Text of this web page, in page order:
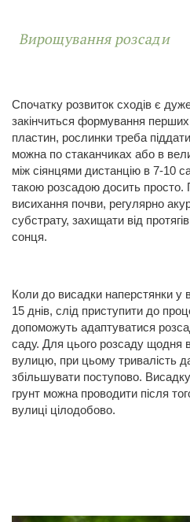
Вирощування розсади
Спочатку розвиток сходів є
закінчиться формування
пластин, рослинки треба піддати
можна по стаканчиках або в
між сіянцями дистанцію в 7-10
такою розсадою досить просто.
висихання почви, регулярно
субстрату, захищати від
сонця.
Коли до висадки наперстянки у
15 днів, слід приступити до
допоможуть адаптуватися
саду. Для цього розсаду щодня
вулицю, при цьому тривалість
збільшувати поступово.
грунт можна проводити після
вулиці цілодобово.